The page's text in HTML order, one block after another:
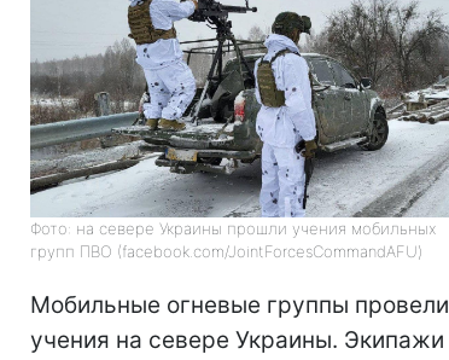
Фото: на севере Украины прошли учения мобильных
групп ПВО (facebook.com/JointForcesCommandAFU)
Мобильные огневые группы провели
учения на севере Украины. Экипажи